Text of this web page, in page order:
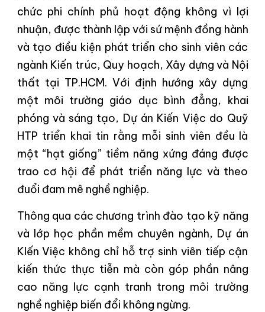
chức phi chính phủ hoạt động không vì lợi
nhuận, được thành lập với sứ mệnh đồng hành
và tạo điều kiện phát triển cho sinh viên các
ngành Kiến trúc, Quy hoạch, Xây dựng và Nội
thất tại TP.HCM. Với định hướng xây dựng
một môi trường giáo dục bình đẳng, khai
phóng và sáng tạo, Dự án Kiến Việc do Quỹ
HTP triển khai tin rằng mỗi sinh viên đều là
một “hạt giống” tiềm năng xứng đáng được
trao cơ hội để phát triển năng lực và theo
đuổi đam mê nghề nghiệp.
Thông qua các chương trình đào tạo kỹ năng
và lớp học phần mềm chuyên ngành, Dự án
KIến Việc không chỉ hỗ trợ sinh viên tiếp cận
kiến thức thực tiễn mà còn góp phần nâng
cao năng lực cạnh tranh trong môi trường
nghề nghiệp biến đổi không ngừng.